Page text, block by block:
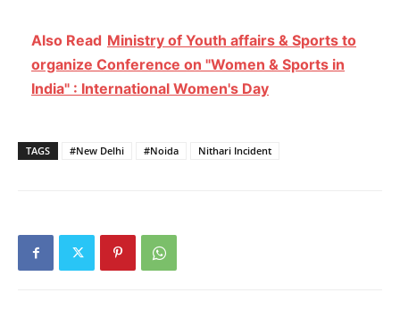
Also Read Ministry of Youth affairs & Sports to
organize Conference on "Women & Sports in
India" : International Women's Day
TAGS #New Delhi #Noida Nithari Incident